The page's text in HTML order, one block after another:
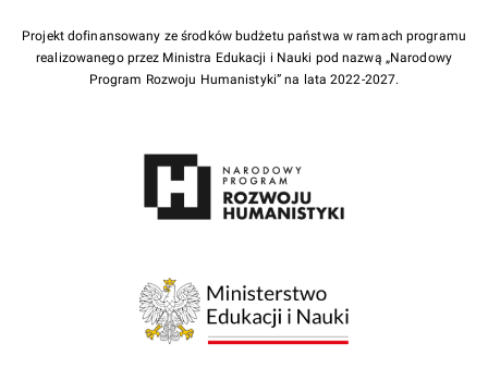
Projekt dofinansowany ze środków budżetu państwa w ramach programu
realizowanego przez Ministra Edukacji i Nauki pod nazwą „Narodowy
Program Rozwoju Humanistyki” na lata 2022-2027.